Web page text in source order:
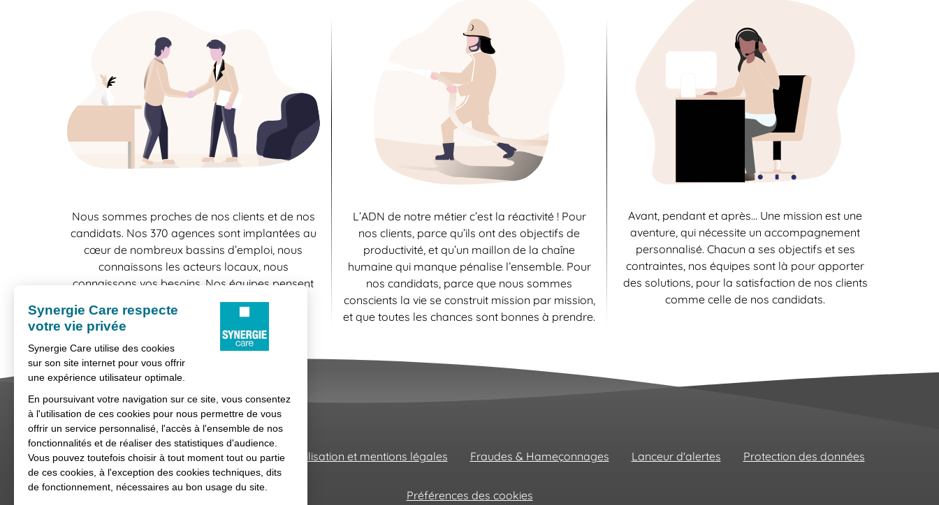
Nous sommes proches de nos clients et de nos
candidats. Nos 370 agences sont implantées au
cœur de nombreux bassins d’emploi, nous
connaissons les acteurs locaux, nous
connaissons vos besoins. Nos équipes pensent
"localement" et agissent "localement", une
bonne raison de travailler en confiance.
L’ADN de notre métier c’est la réactivité ! Pour
nos clients, parce qu’ils ont des objectifs de
productivité, et qu’un maillon de la chaîne
humaine qui manque pénalise l’ensemble. Pour
nos candidats, parce que nous sommes
conscients la vie se construit mission par mission,
et que toutes les chances sont bonnes à prendre.
Avant, pendant et après… Une mission est une
aventure, qui nécessite un accompagnement
personnalisé. Chacun a ses objectifs et ses
contraintes, nos équipes sont là pour apporter
des solutions, pour la satisfaction de nos clients
comme celle de nos candidats.
Nous contacter Conditions générales d'utilisation et mentions légales Fraudes & Hameçonnages Lanceur d'alertes Protection des données
Préférences des cookies